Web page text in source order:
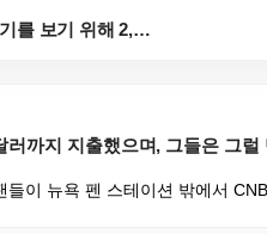
월드컵 팬들은 경기를 보기 위해 2,500달러에서 15...
까지 지출했으며, 그들은 그
이 뉴욕 펜 스테이션 밖에서